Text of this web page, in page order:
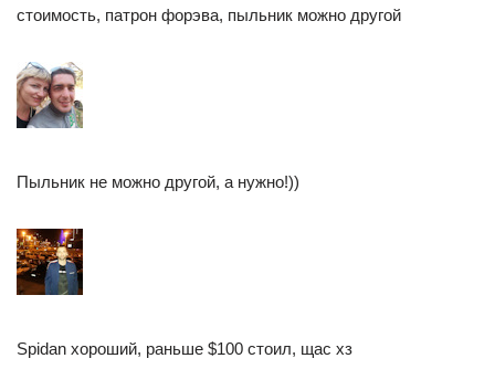
стоимость, патрон форэва, пыльник можно другой
Пыльник не можно другой, а нужно!))
Spidan хороший, раньше $100 стоил, щас хз